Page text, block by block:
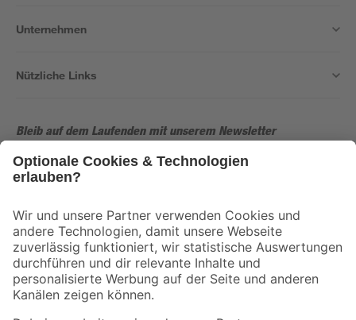
Unternehmen
Nützliche Links
Bleib auf dem Laufenden mit unserem Newsletter
Der toom Newsletter: Keine Angebote und Aktionen mehr verpassen!
Folge uns